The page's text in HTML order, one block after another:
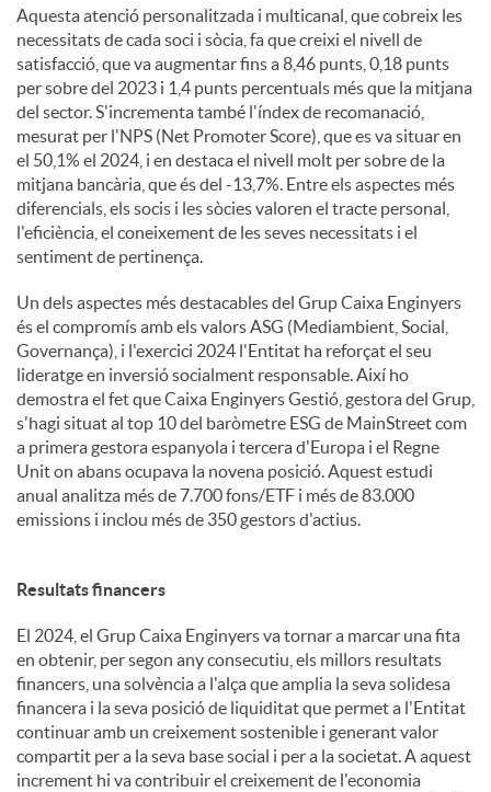
Aquesta atenció personalitzada i multicanal, que cobreix les
necessitats de cada soci i sòcia, fa que creixi el nivell de
satisfacció, que va augmentar fins a 8,46 punts, 0,18 punts
per sobre del 2023 i 1,4 punts percentuals més que la mitjana
del sector. S'incrementa també l'índex de recomanació,
mesurat per l'NPS (Net Promoter Score), que es va situar en
el 50,1% el 2024, i en destaca el nivell molt per sobre de la
mitjana bancària, que és del -13,7%. Entre els aspectes més
diferencials, els socis i les sòcies valoren el tracte personal,
l'eficiència, el coneixement de les seves necessitats i el
sentiment de pertinença.
Un dels aspectes més destacables del Grup Caixa Enginyers
és el compromís amb els valors ASG (Mediambient, Social,
Governança), i l'exercici 2024 l'Entitat ha reforçat el seu
lideratge en inversió socialment responsable. Així ho
demostra el fet que Caixa Enginyers Gestió, gestora del Grup,
s'hagi situat al top 10 del baròmetre ESG de MainStreet com
a primera gestora espanyola i tercera d'Europa i el Regne
Unit on abans ocupava la novena posició. Aquest estudi
anual analitza més de 7.700 fons/ETF i més de 83.000
emissions i inclou més de 350 gestors d'actius.
Resultats financers
El 2024, el Grup Caixa Enginyers va tornar a marcar una fita
en obtenir, per segon any consecutiu, els millors resultats
financers, una solvència a l'alça que amplia la seva solidesa
financera i la seva posició de liquiditat que permet a l'Entitat
continuar amb un creixement sostenible i generant valor
compartit per a la seva base social i per a la societat. A aquest
increment hi va contribuir el creixement de l'economia